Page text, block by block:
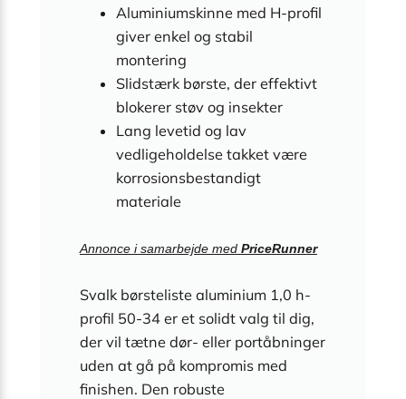
Aluminiumskinne med H-profil
giver enkel og stabil
montering
Slidstærk børste, der effektivt
blokerer støv og insekter
Lang levetid og lav
vedligeholdelse takket være
korrosionsbestandigt
materiale
Annonce i samarbejde med PriceRunner
Svalk børsteliste aluminium 1,0 h-
profil 50-34 er et solidt valg til dig,
der vil tætne dør- eller portåbninger
uden at gå på kompromis med
finishen. Den robuste